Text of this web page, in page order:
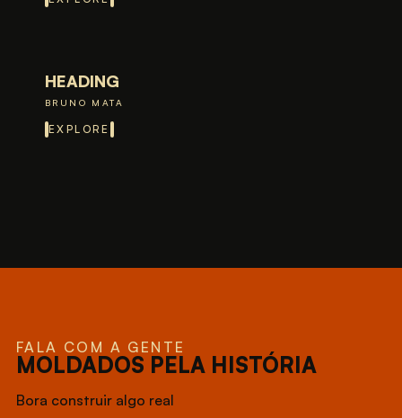
HEADING
BRUNO MATA
EXPLORE
FALA COM A GENTE
MOLDADOS PELA HISTÓRIA
Bora construir algo real